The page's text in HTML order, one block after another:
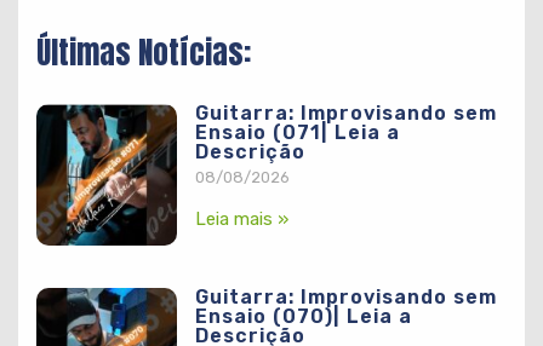
Últimas Notícias:
Guitarra: Improvisando sem
Ensaio (071| Leia a
Descrição
08/08/2026
Leia mais »
Guitarra: Improvisando sem
Ensaio (070)| Leia a
Descrição